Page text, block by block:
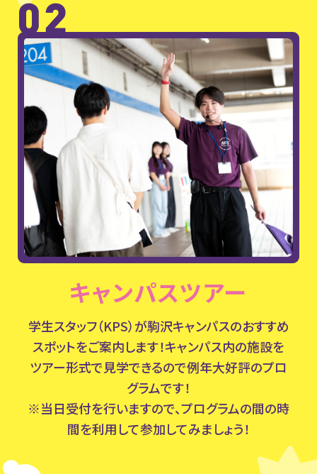
キャンパスツアー
学生スタッフ（KPS）が駒沢キャンパスのおすすめ
スポットをご案内します！キャンパス内の施設を
ツアー形式で見学できるので例年大好評のプロ
グラムです！
※当日受付を行いますので、プログラムの間の時
間を利用して参加してみましょう！